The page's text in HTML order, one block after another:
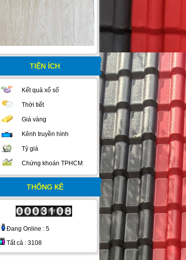
TIỆN ÍCH
Kết quả xổ số
Thời tiết
Giá vàng
Kênh truyền hình
Tỷ giá
Chứng khoán TPHCM
THỐNG KÊ
Đang Online : 5
Tất cả : 3108